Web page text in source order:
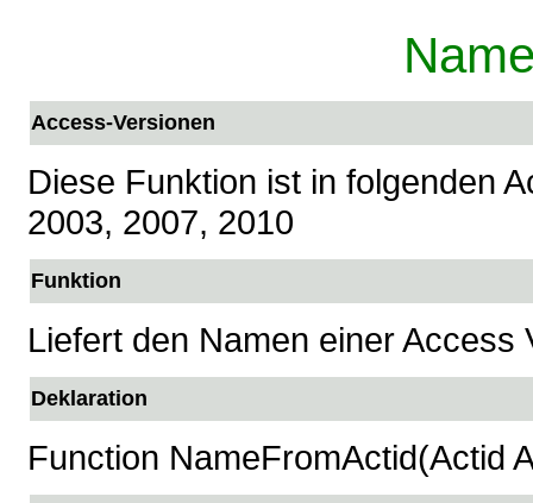
Access-Versionen
Diese Funktion ist in folgenden
2003, 2007, 2010
Funktion
Liefert den Namen einer Access
Deklaration
Function NameFromActid(Actid